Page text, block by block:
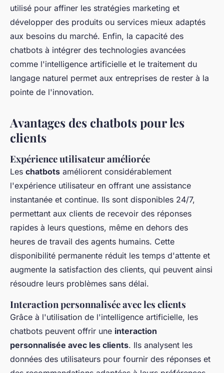
utilisé pour affiner les stratégies marketing et
développer des produits ou services mieux adaptés
aux besoins du marché. Enfin, la capacité des
chatbots à intégrer des technologies avancées
comme l'intelligence artificielle et le traitement du
langage naturel permet aux entreprises de rester à la
pointe de l'innovation.
Avantages des chatbots pour les
clients
Expérience utilisateur améliorée
Les chatbots améliorent considérablement
l'expérience utilisateur en offrant une assistance
instantanée et continue. Ils sont disponibles 24/7,
permettant aux clients de recevoir des réponses
rapides à leurs questions, même en dehors des
heures de travail des agents humains. Cette
disponibilité permanente réduit les temps d'attente et
augmente la satisfaction des clients, qui peuvent ainsi
résoudre leurs problèmes sans délai.
Interaction personnalisée avec les clients
Grâce à l'utilisation de l'intelligence artificielle, les
chatbots peuvent offrir une interaction
personnalisée avec les clients. Ils analysent les
données des utilisateurs pour fournir des réponses et